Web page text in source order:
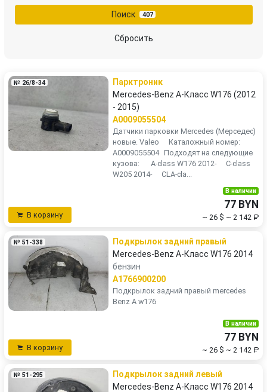
Поиск 407
Сбросить
№ 26/8-34
Парктроник
Mercedes-Benz A-Класс W176 (2012
- 2015)
A0009055504
Датчики парковки Mercedes (Мерседес)
новые. Valeo Каталожный номер:
A0009055504 Подходят на следующие
кузова: A-class W176 2012- C-class
W205 2014- CLA-cla...
В корзину
В наличии
77 BYN
~ 26 $ ~ 2 142 ₽
№ 51-338
Подкрылок задний правый
Mercedes-Benz A-Класс W176 2014
бензин
A1766900200
Подкрылок задний правый mercedes
Benz A w176
В корзину
В наличии
77 BYN
~ 26 $ ~ 2 142 ₽
№ 51-295
Подкрылок задний левый
Mercedes-Benz A-Класс W176 2014